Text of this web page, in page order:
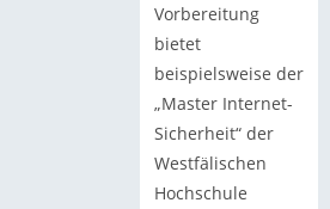
Vorbereitung
bietet
beispielsweise der
„Master Internet-
Sicherheit“ der
Westfälischen
Hochschule